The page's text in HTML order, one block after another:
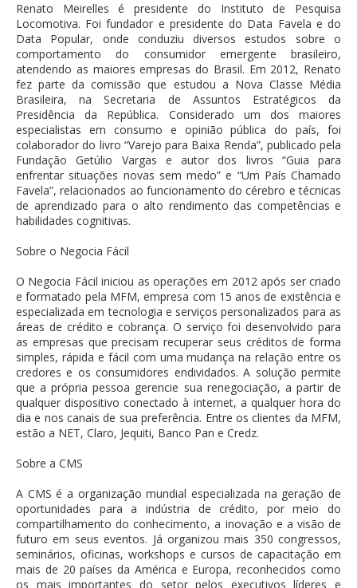
Renato Meirelles é presidente do Instituto de Pesquisa
Locomotiva. Foi fundador e presidente do Data Favela e do
Data Popular, onde conduziu diversos estudos sobre o
comportamento do consumidor emergente brasileiro,
atendendo as maiores empresas do Brasil. Em 2012, Renato
fez parte da comissão que estudou a Nova Classe Média
Brasileira, na Secretaria de Assuntos Estratégicos da
Presidência da República. Considerado um dos maiores
especialistas em consumo e opinião pública do país, foi
colaborador do livro “Varejo para Baixa Renda”, publicado pela
Fundação Getúlio Vargas e autor dos livros “Guia para
enfrentar situações novas sem medo” e “Um País Chamado
Favela”, relacionados ao funcionamento do cérebro e técnicas
de aprendizado para o alto rendimento das competências e
habilidades cognitivas.
Sobre o Negocia Fácil
O Negocia Fácil iniciou as operações em 2012 após ser criado
e formatado pela MFM, empresa com 15 anos de existência e
especializada em tecnologia e serviços personalizados para as
áreas de crédito e cobrança. O serviço foi desenvolvido para
as empresas que precisam recuperar seus créditos de forma
simples, rápida e fácil com uma mudança na relação entre os
credores e os consumidores endividados. A solução permite
que a própria pessoa gerencie sua renegociação, a partir de
qualquer dispositivo conectado à internet, a qualquer hora do
dia e nos canais de sua preferência. Entre os clientes da MFM,
estão a NET, Claro, Jequiti, Banco Pan e Credz.
Sobre a CMS
A CMS é a organização mundial especializada na geração de
oportunidades para a indústria de crédito, por meio do
compartilhamento do conhecimento, a inovação e a visão de
futuro em seus eventos. Já organizou mais 350 congressos,
seminários, oficinas, workshops e cursos de capacitação em
mais de 20 países da América e Europa, reconhecidos como
os mais importantes do setor pelos executivos líderes e